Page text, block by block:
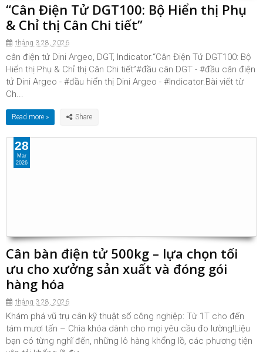
“Cân Điện Tử DGT100: Bộ Hiển thị Phụ
& Chỉ thị Cân Chi tiết”
tháng 3 28, 2026
cân điện tử Dini Argeo, DGT, Indicator.“Cân Điện Tử DGT100: Bộ
Hiển thị Phụ & Chỉ thị Cân Chi tiết”#đầu cân DGT - #đầu cân điện
tử Dini Argeo - #đầu hiển thị Dini Argeo - #Indicator.Bài viết từ
Ch...
Read more »
Cân bàn điện tử 500kg – lựa chọn tối
ưu cho xưởng sản xuất và đóng gói
hàng hóa
tháng 3 28, 2026
Khám phá vũ trụ cân kỹ thuật số công nghiệp: Từ 1T cho đến
tám mươi tấn – Chìa khóa dành cho mọi yêu cầu đo lường!Liệu
bạn có từng nghĩ đến, những lô hàng khổng lồ, các phương tiện
28
Mar
2026